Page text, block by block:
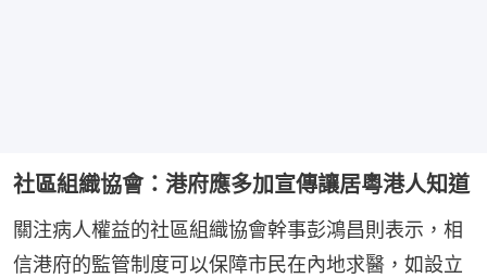
社區組織協會：港府應多加宣傳讓居粵港人知道
關注病人權益的社區組織協會幹事彭鴻昌則表示，相
信港府的監管制度可以保障市民在內地求醫，如設立